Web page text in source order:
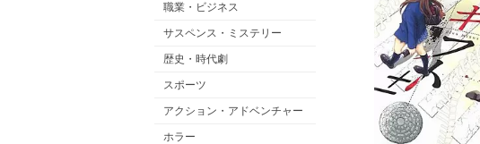
職業・ビジネス
サスペンス・ミステリー
歴史・時代劇
スポーツ
アクション・アドベンチャー
ホラー